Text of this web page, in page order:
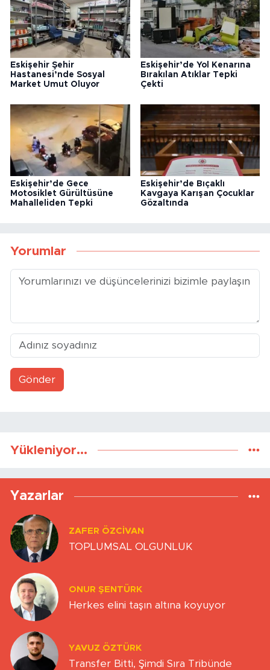
Eskişehir Şehir
Hastanesi’nde Sosyal
Market Umut Oluyor
Eskişehir’de Yol Kenarına
Bırakılan Atıklar Tepki
Çekti
Eskişehir’de Gece
Motosiklet Gürültüsüne
Mahalleliden Tepki
Eskişehir’de Bıçaklı
Kavgaya Karışan Çocuklar
Gözaltında
Yorumlar
Gönder
Yükleniyor...
Yazarlar
ZAFER ÖZCIVAN
TOPLUMSAL OLGUNLUK
ONUR ŞENTÜRK
Herkes elini taşın altına koyuyor
YAVUZ ÖZTÜRK
Transfer Bitti, Şimdi Sıra Tribünde